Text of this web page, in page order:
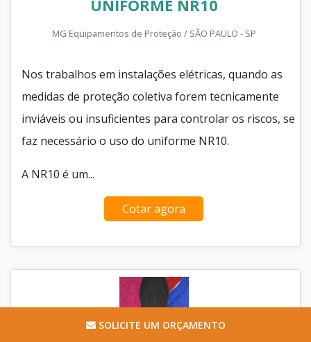
UNIFORME NR10
MG Equipamentos de Proteção / SÃO PAULO - SP
Nos trabalhos em instalações elétricas, quando as
medidas de proteção coletiva forem tecnicamente
inviáveis ou insuficientes para controlar os riscos, se
faz necessário o uso do uniforme NR10.
A NR10 é um...
Cotar agora
SOLICITE UM ORÇAMENTO